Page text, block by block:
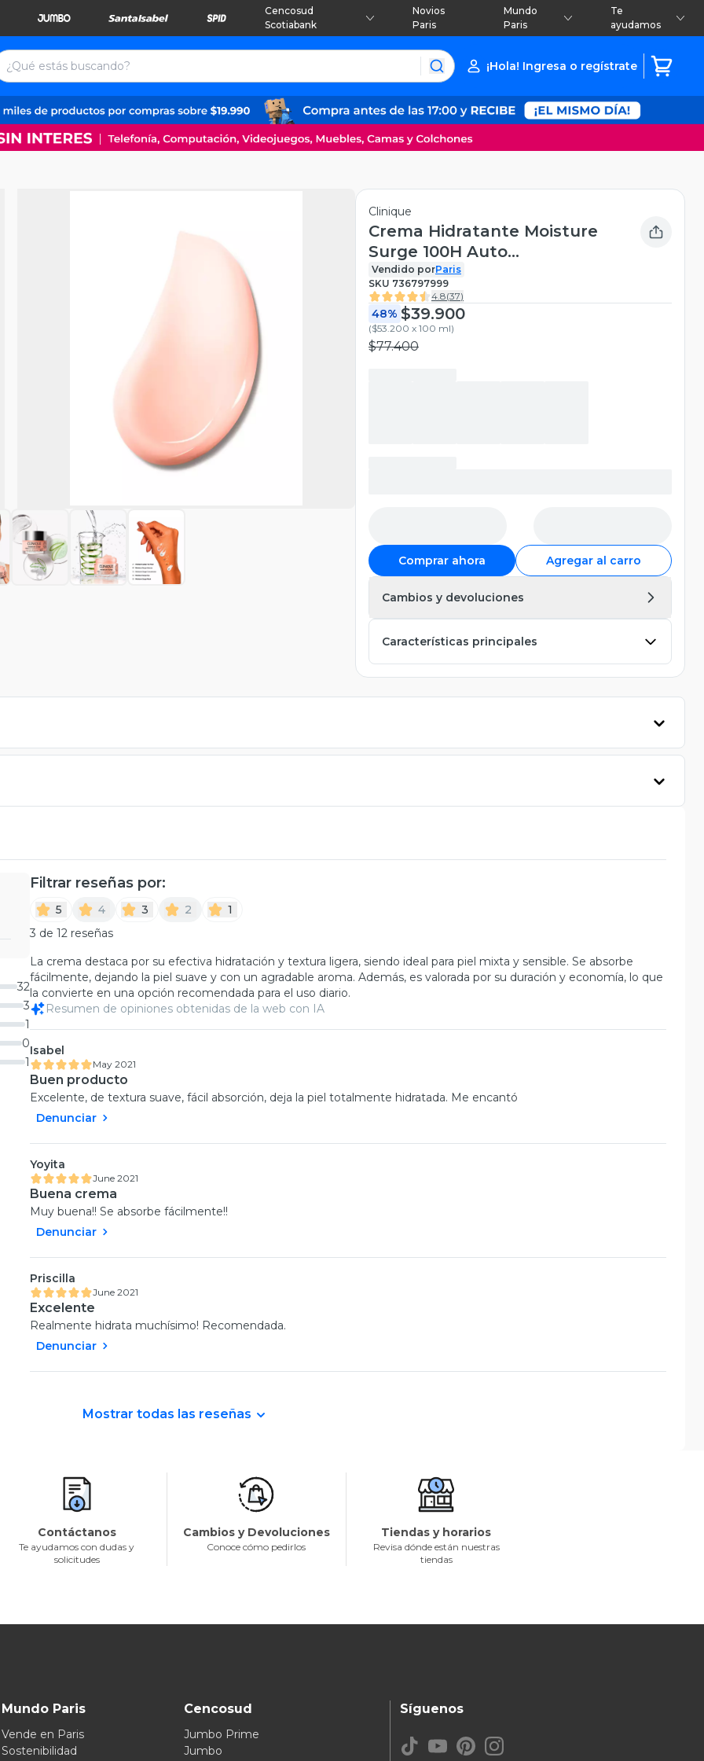
Cencosud
Scotiabank
Novios
Paris
Mundo
Paris
Te
ayudamos
¡Hola! Ingresa o regístrate
Clinique
Crema Hidratante Moisture
Surge 100H Auto
Replenishing Hydrator
Tamaño XL 75 ml
Vendido porParis
SKU 736797999
4.8(37)
48% $39.900
($53.200 x 100 ml)
$77.400
Comprar ahora Agregar al carro
Cambios y devoluciones
Características principales
32
3
1
0
1
Filtrar reseñas por:
5 4 3 2
1
3 de 12 reseñas
La crema destaca por su efectiva hidratación y textura ligera, siendo ideal para piel mixta y sensible. Se absorbe
fácilmente, dejando la piel suave y con un agradable aroma. Además, es valorada por su duración y economía, lo que
la convierte en una opción recomendada para el uso diario.
Resumen de opiniones obtenidas de la web con IA
Isabel
May 2021
Buen producto
Excelente, de textura suave, fácil absorción, deja la piel totalmente hidratada. Me encantó
Denunciar
Yoyita
June 2021
Buena crema
Muy buena!! Se absorbe fácilmente!!
Denunciar
Priscilla
June 2021
Excelente
Realmente hidrata muchísimo! Recomendada.
Denunciar
Mostrar todas las reseñas
Contáctanos
Te ayudamos con dudas y
solicitudes
Cambios y Devoluciones
Conoce cómo pedirlos
Tiendas y horarios
Revisa dónde están nuestras
tiendas
Mundo Paris
Vende en Paris
Sostenibilidad
Cencosud
Jumbo Prime
Jumbo
Síguenos